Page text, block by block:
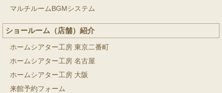
マルチルームBGMシステム
ショールーム（店舗）紹介
ホームシアター工房 東京二番町
ホームシアター工房 名古屋
ホームシアター工房 大阪
来館予約フォーム